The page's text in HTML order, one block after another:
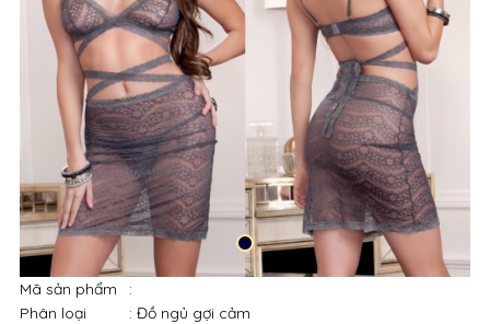
Mã sản phẩm
:
Phân loại
: Đồ ngủ gợi cảm